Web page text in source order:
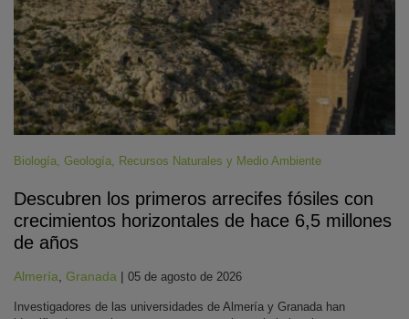
Biología, Geología, Recursos Naturales y Medio Ambiente
Descubren los primeros arrecifes fósiles con
crecimientos horizontales de hace 6,5 millones
de años
Almería Granada | 05 de agosto de 2026
Investigadores de las universidades de Almería y Granada han